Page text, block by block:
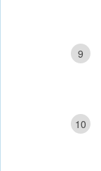
9
10